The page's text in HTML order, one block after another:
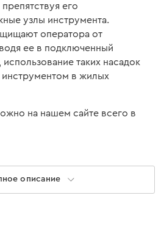
его
узлы инструмента.
оператора от
ее в подключенный
таких насадок
инструментом в жилых
на нашем сайте всего в
описание